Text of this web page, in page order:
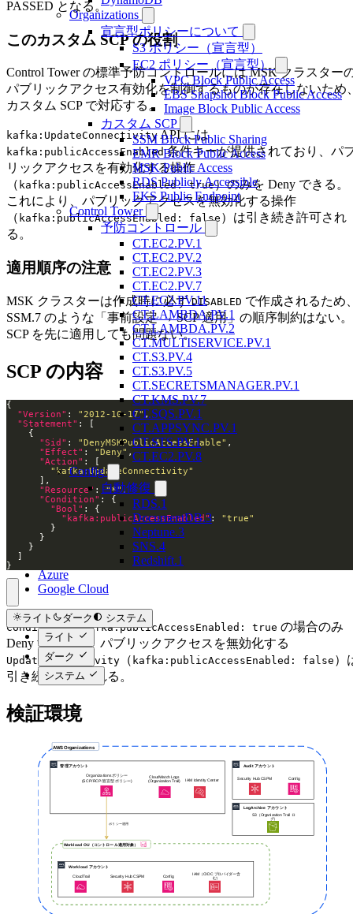
Organizations
宣言型ポリシーについて
S3 ポリシー（宣言型）
EC2 ポリシー（宣言型）
VPC Block Public Access
EBS Snapshot Block Public Access
Image Block Public Access
カスタム SCP
SSM Block Public Sharing
EMR Block Public Access
MSK Public Access
RDS Publicly Accessible
EKS Public Endpoint
Control Tower
予防コントロール
CT.EC2.PV.1
CT.EC2.PV.2
CT.EC2.PV.3
CT.EC2.PV.7
CT.EC2.PV.11
CT.LAMBDA.PV.1
CT.LAMBDA.PV.2
CT.MULTISERVICE.PV.1
CT.S3.PV.4
CT.S3.PV.5
CT.SECRETSMANAGER.PV.1
CT.KMS.PV.7
CT.SQS.PV.1
CT.APPSYNC.PV.1
CT.STS.PV.1
CT.EC2.PV.8
Config
自動修復
RDS.1
DocumentDB.3
Neptune.3
SNS.4
Redshift.1
Azure
Google Cloud
ライト ダーク
システム
ライト
ダーク
システム
PASSED となる。
このカスタム SCP の役割
Control Tower の標準予防コントロールには MSK クラスター
パブリックアクセス有効化を制御するものが存在しないため
カスタム SCP で対応する。
kafka:UpdateConnectivity API には
kafka:publicAccessEnabled条件キーが提供されており、パ
リックアクセスを有効化する操作
（ kafka:publicAccessEnabled: true）のみを Deny できる。
これにより、パブリックアクセスを無効化する操作
（ kafka:publicAccessEnabled: false ）は引き続き許可され
る。
適用順序の注意
MSK クラスターは作成時に必ずDISABLED で作成されるため
SSM.7 のような「事前設定 → SCP 適用」の順序制約はない。
SCP を先に適用しても問題ない。
SCP の内容
"Version" : "2012-10-17"
"Statement"
"Sid" : "DenyMSKPublicAccessEnable"
"Effect" : "Deny"
"Action"
"kafka:UpdateConnectivity"
"Resource" : "*"
"Condition"
"Bool"
"kafka:publicAccessEnabled": "true"
}
Conditionでkafka:publicAccessEnabled: true の場合のみ
Deny するため、パブリックアクセスを無効化する
UpdateConnectivity （ kafka:publicAccessEnabled: false ）
引き続き許可される。
検証環境